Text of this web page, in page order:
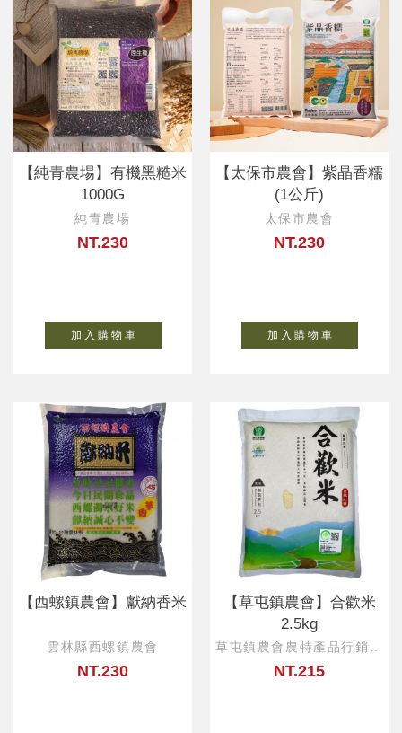
【純青農場】有機黑糙米
1000G
純青農場
NT.230
加 入 購 物 車
【太保市農會】紫晶香糯
(1公斤)
太保市農會
NT.230
加 入 購 物 車
【西螺鎮農會】獻納香米
雲林縣西螺鎮農會
NT.230
【草屯鎮農會】合歡米
2.5kg
草屯鎮農會農特產品行銷中
心
NT.215